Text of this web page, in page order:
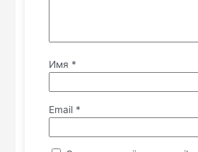
Имя *
Email *